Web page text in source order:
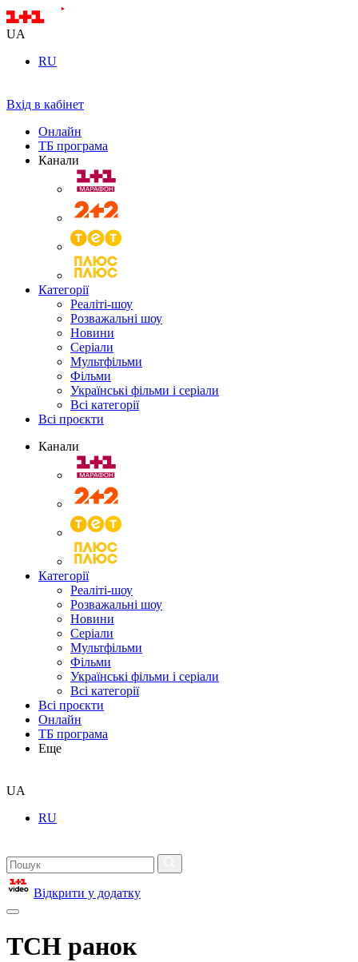
UA
RU
Вхід в кабінет
Онлайн
ТБ програма
Канали
Категорії
Реаліті-шоу
Розважальні шоу
Новини
Серіали
Мультфільми
Фільми
Українські фільми і серіали
Всі категорії
Всі проєкти
Канали
Категорії
Реаліті-шоу
Розважальні шоу
Новини
Серіали
Мультфільми
Фільми
Українські фільми і серіали
Всі категорії
Всі проєкти
Онлайн
ТБ програма
Еще
UA
RU
Відкрити у додатку
ТСН ранок